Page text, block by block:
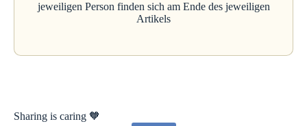
Sharing is caring 🧡
jeweiligen Person finden sich am Ende des jeweiligen
Artikels